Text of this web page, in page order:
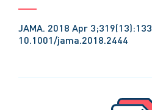
JAMA. 2018 Apr
10.1001/jama.2018.2444